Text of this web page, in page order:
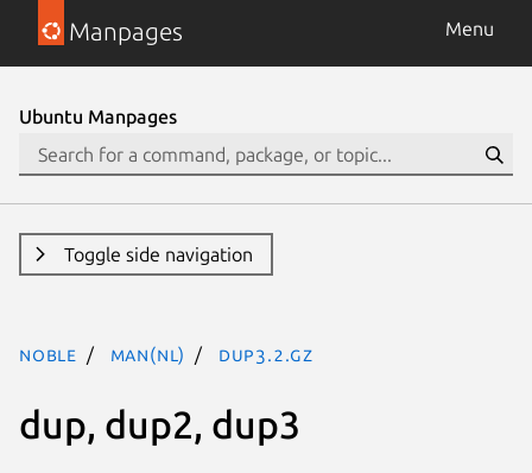
Manpages Menu
Ubuntu Manpages
Toggle side navigation
noble man(nl) dup3.2.gz
dup, dup2, dup3